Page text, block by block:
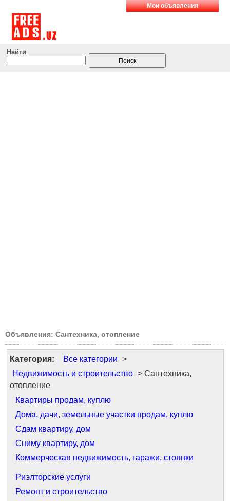
Мои объявления
Найти
Объявления: Сантехника, отопление
Категория: Все категории >
Недвижимость и строительство > Сантехника,
отопление
Квартиры продам, куплю
Дома, дачи, земельные участки продам, куплю
Сдам квартиру, дом
Сниму квартиру, дом
Коммерческая недвижимость, гаражи, стоянки
Риэлторские услуги
Ремонт и строительство